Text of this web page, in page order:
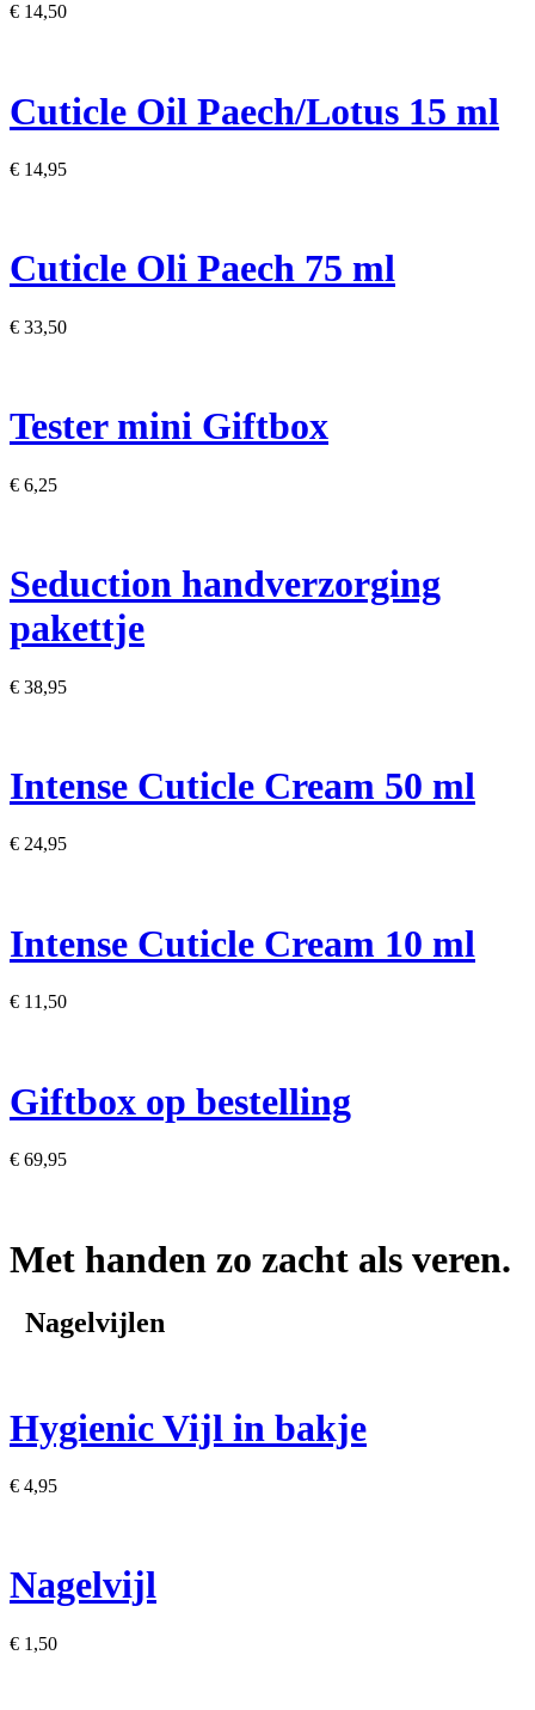
€ 14,50
Cuticle Oil ​Paech/Lotus 15 ml
€ 14,95
Cuticle Oli Paech 75 ml
€ 33,50
Tester mini Giftbox
€ 6,25
Seduction handverzorging
pakettje
€ 38,95
Intense Cuticle Cream​ 50 ml​
€ 24,95
Intense Cuticle Cream 10 ml
€ 11,50
Giftbox op bestelling
€ 69,95
Met handen zo zacht als veren.
Nagelvijlen
Hygienic Vijl in b​akje
€ 4,95
Nagelvijl
€ 1,50